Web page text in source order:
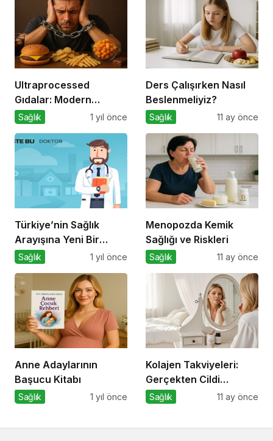
Ultraprocessed
Gıdalar: Modern
Tabağın Gizli
Sağlık 1 yıl önce
Ders Çalışırken Nasıl
Beslenmeliyiz?
Sağlık 11 ay önce
Türkiye’nin Sağlık
Arayışına Yeni Bir
Soluk: İşte Bu Doktor ile
Çok Daha Kolay!
Sağlık 1 yıl önce
Menopozda Kemik
Sağlığı ve Riskleri
Sağlık 11 ay önce
Anne Adaylarının
Başucu Kitabı
Sağlık 1 yıl önce
Kolajen Takviyeleri:
Gerçekten Cildi
Gençleştiriyor mu?
Sağlık 11 ay önce